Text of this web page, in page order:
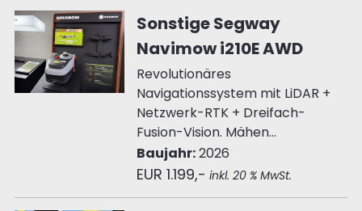
Sonstige Segway
Navimow i210E AWD
Revolutionäres
Navigationssystem mit LiDAR +
Netzwerk-RTK + Dreifach-
Fusion-Vision. Mähen...
Baujahr:2026
EUR 1.199,- inkl. 20 % MwSt.